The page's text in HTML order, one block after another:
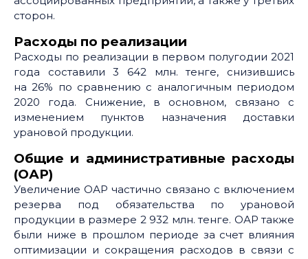
сторон.
Расходы по реализации
Расходы по реализации в первом полугодии 2021
года составили 3 642 млн. тенге, снизившись
на 26% по сравнению с аналогичным периодом
2020 года. Снижение, в основном, связано с
изменением пунктов назначения доставки
урановой продукции.
Общие и административные расходы
(ОАР)
Увеличение ОАР частично связано с включением
резерва под обязательства по урановой
продукции в размере 2 932 млн. тенге. ОАР также
были ниже в прошлом периоде за счет влияния
оптимизации и сокращения расходов в связи с